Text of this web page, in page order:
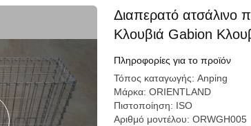
Διαπερατό ατσάλινο
Κλουβιά Gabion
Wire Gauge
Πληροφορίες για το προϊόν
Τόπος καταγωγής: Anping
Μάρκα: ORIENTLAND
Πιστοποίηση: ISO
Αριθμό μοντέλου: ORWGH005